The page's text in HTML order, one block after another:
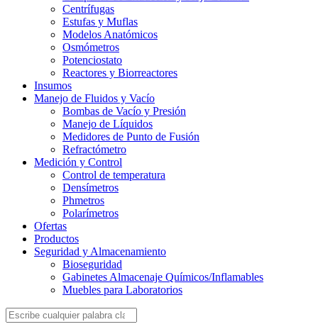
Centrífugas
Estufas y Muflas
Modelos Anatómicos
Osmómetros
Potenciostato
Reactores y Biorreactores
Insumos
Manejo de Fluidos y Vacío
Bombas de Vacío y Presión
Manejo de Líquidos
Medidores de Punto de Fusión
Refractómetro
Medición y Control
Control de temperatura
Densímetros
Phmetros
Polarímetros
Ofertas
Productos
Seguridad y Almacenamiento
Bioseguridad
Gabinetes Almacenaje Químicos/Inflamables
Muebles para Laboratorios